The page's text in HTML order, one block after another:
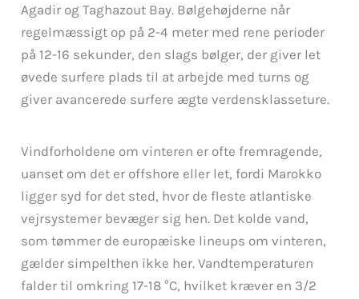
Agadir og Taghazout Bay. Bølgehøjderne når
regelmæssigt op på 2-4 meter med rene perioder
på 12-16 sekunder, den slags bølger, der giver let
øvede surfere plads til at arbejde med turns og
giver avancerede surfere ægte verdensklasseture.
Vindforholdene om vinteren er ofte fremragende,
uanset om det er offshore eller let, fordi Marokko
ligger syd for det sted, hvor de fleste atlantiske
vejrsystemer bevæger sig hen. Det kolde vand,
som tømmer de europæiske lineups om vinteren,
gælder simpelthen ikke her. Vandtemperaturen
falder til omkring 17-18 °C, hvilket kræver en 3/2